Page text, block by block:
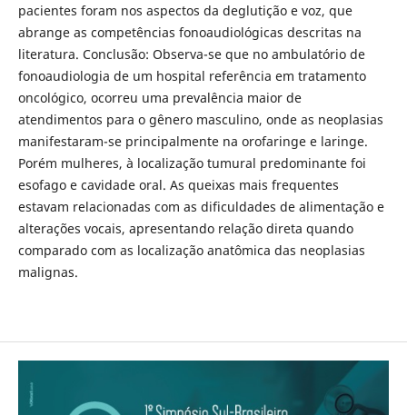
pacientes foram nos aspectos da deglutição e voz, que
abrange as competências fonoaudiológicas descritas na
literatura. Conclusão: Observa-se que no ambulatório de
fonoaudiologia de um hospital referência em tratamento
oncológico, ocorreu uma prevalência maior de
atendimentos para o gênero masculino, onde as neoplasias
manifestaram-se principalmente na orofaringe e laringe.
Porém mulheres, à localização tumural predominante foi
esofago e cavidade oral. As queixas mais frequentes
estavam relacionadas com as dificuldades de alimentação e
alterações vocais, apresentando relação direta quando
comparado com as localização anatômica das neoplasias
malignas.